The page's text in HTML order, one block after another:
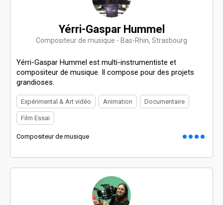
Yérri-Gaspar Hummel
Compositeur de musique - Bas-Rhin, Strasbourg
Yérri-Gaspar Hummel est multi-instrumentiste et
compositeur de musique. Il compose pour des projets
grandioses.
Expérimental & Art vidéo Animation Documentaire
Film Essai
Compositeur de musique